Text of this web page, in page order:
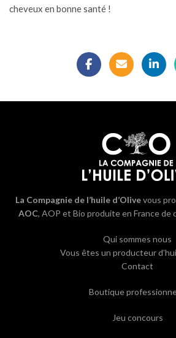
cheveux en bonne santé !
La Compagnie de l’huile d’Olivevous
AOC, AOP et Bio produite en France de
Qui sommes nous
Vous êtes un producteur
Contact
Boutique
Jeu concours